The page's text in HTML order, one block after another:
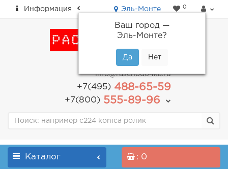
Информация Эль-Монте
Ваш город —
Эль-Монте?
0
пн-пт: с 9.00 до 18.00
info@raschodo4ka.ru
+7(495)488-65-59
+7(800)555-89-96
Каталог : 0